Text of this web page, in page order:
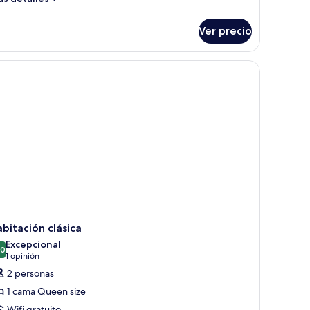
Ver precio
clásica
de 10
Excepcional
1 opinión
(1
opinión)
2 personas
1 cama Queen size